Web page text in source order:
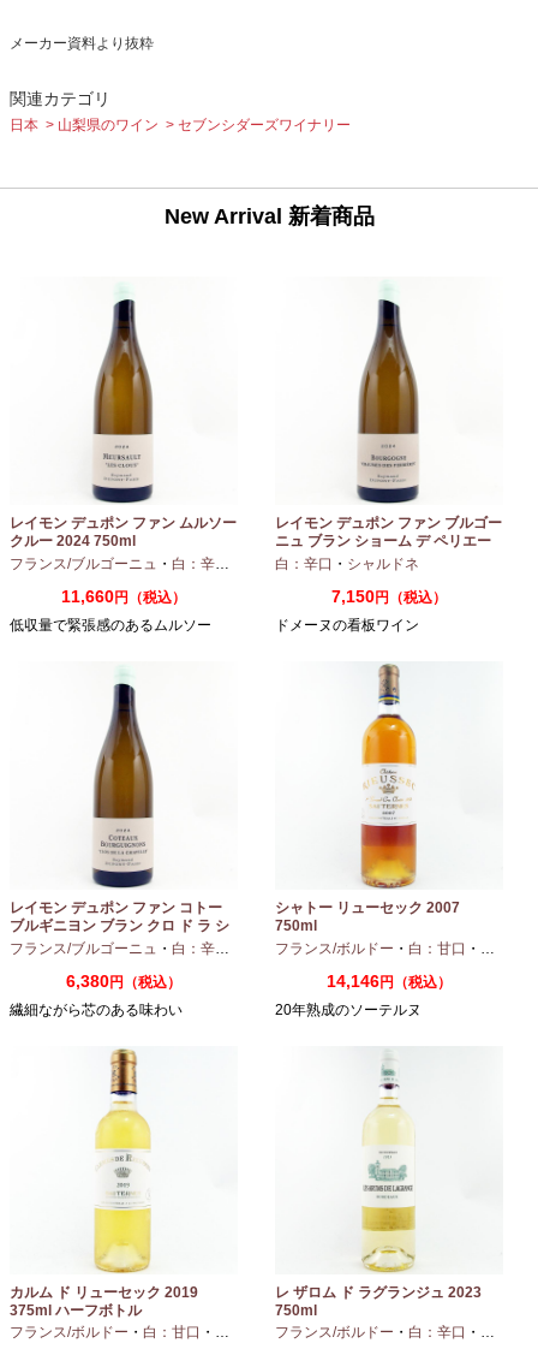
メーカー資料より抜粋
関連カテゴリ
日本 山梨県のワイン セブンシダーズワイナリー
New Arrival 新着商品
レイモン デュポン ファン ムルソー
クルー 2024 750ml
フランス/ブルゴーニュ ・ 白：辛口 シャルドネ
11,660円（税込）
低収量で緊張感のあるムルソー
レイモン デュポン ファン ブルゴー
ニュ ブラン ショーム デ ペリエー
ル 2024 750ml
白：辛口 ・ シャルドネ
7,150円（税込）
ドメーヌの看板ワイン
レイモン デュポン ファン コトー
ブルギニヨン ブラン クロ ド ラ シ
ャペル 2024 750ml
フランス/ブルゴーニュ ・ 白：辛口 シャルドネ
6,380円（税込）
繊細ながら芯のある味わい
シャトー リューセック 2007
750ml
フランス/ボルドー ・ 白：甘口 ・
14,146円（税込）
20年熟成のソーテルヌ
カルム ド リューセック 2019
375ml ハーフボトル
フランス/ボルドー ・ 白：甘口 ・ セミヨン ・ソーヴィニオンブラン
レ ザロム ド ラグランジュ 2023
750ml
フランス/ボルドー ・ 白：辛口 ・ セミヨン